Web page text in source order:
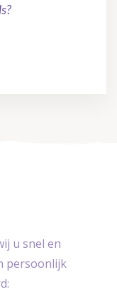
u snel en
persoonlijk